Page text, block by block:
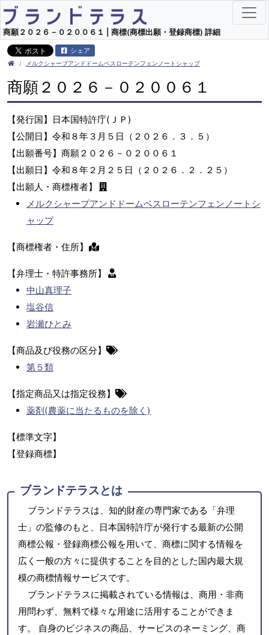
商願２０２６－０２００６１ | 商標(商標出願・登録商標) 詳細
シェア
メルクシャープアンドドームベスローテンフェンノートシャップ
商願２０２６－０２００６１
【発行国】日本国特許庁(ＪＰ)
【公開日】令和８年３月５日（２０２６．３．５）
【出願番号】商願２０２６－０２００６１
【出願日】令和８年２月２５日（２０２６．２．２５）
【出願人・商標権者】
メルクシャープアンドドームベスローテンフェンノートシ
ャップ
【商標権者・住所】
【弁理士・特許事務所】
中山真理子
塩谷信
岩瀬ひとみ
【商品及び役務の区分】
第５類
【指定商品又は指定役務】
薬剤(農薬に当たるものを除く)
【標準文字】
【登録商標】
ブランドテラスとは
ブランドテラスは、知的財産の専門家である「弁理
士」の監修のもと、日本国特許庁が発行する最新の公開
商標公報・登録商標公報を用いて、商標に関する情報を
広く一般の方々に提供することを目的とした国内最大規
模の商標情報サービスです。
ブランドテラスに掲載されている情報は、商用・非商
用問わず、無料で様々な用途に活用することができま
す。 自身のビジネスの商品、サービスのネーミング、商